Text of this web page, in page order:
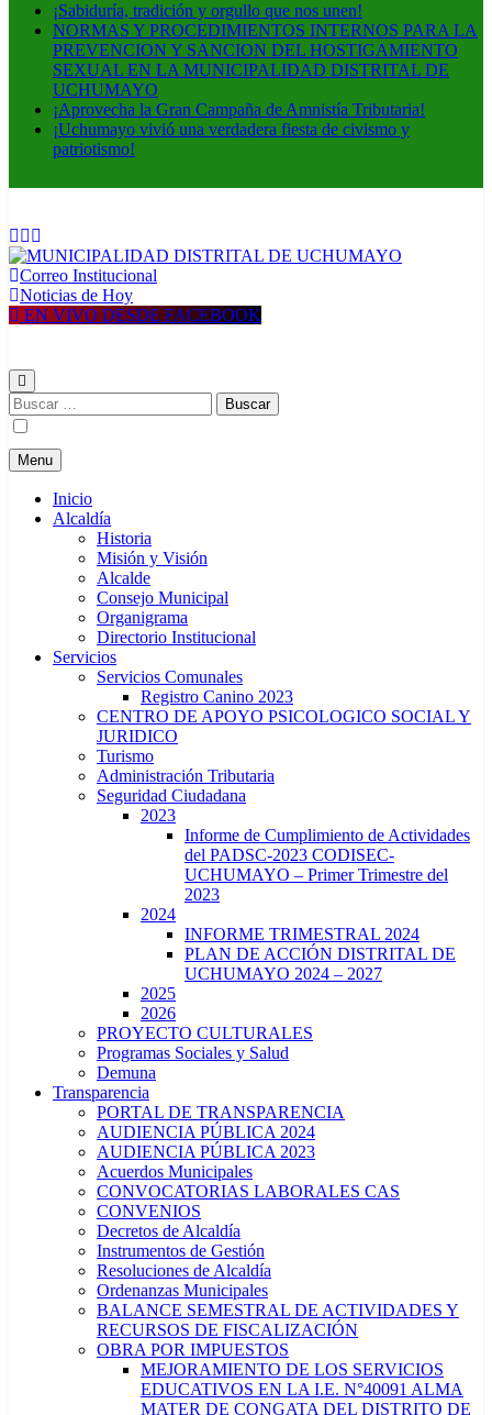
¡Sabiduría, tradición y orgullo que nos unen!
NORMAS Y PROCEDIMIENTOS INTERNOS PARA LA
PREVENCION Y SANCION DEL HOSTIGAMIENTO
SEXUAL EN LA MUNICIPALIDAD DISTRITAL DE
UCHUMAYO
¡Aprovecha la Gran Campaña de Amnistía Tributaria!
¡Uchumayo vivió una verdadera fiesta de civismo y
patriotismo!
MUNICIPALIDAD DISTRITAL DE UCHUMAYO
Construyendo una nueva Historia
Correo Institucional
Noticias de Hoy
EN VIVO DESDE FACEBOOK
Buscar:
Menu
Inicio
Alcaldía
Historia
Misión y Visión
Alcalde
Consejo Municipal
Organigrama
Directorio Institucional
Servicios
Servicios Comunales
Registro Canino 2023
CENTRO DE APOYO PSICOLOGICO SOCIAL Y
JURIDICO
Turismo
Administración Tributaria
Seguridad Ciudadana
2023
Informe de Cumplimiento de Actividades
del PADSC-2023 CODISEC-
UCHUMAYO – Primer Trimestre del
2023
2024
INFORME TRIMESTRAL 2024
PLAN DE ACCIÓN DISTRITAL DE
UCHUMAYO 2024 – 2027
2025
2026
PROYECTO CULTURALES
Programas Sociales y Salud
Demuna
Transparencia
PORTAL DE TRANSPARENCIA
AUDIENCIA PÚBLICA 2024
AUDIENCIA PÚBLICA 2023
Acuerdos Municipales
CONVOCATORIAS LABORALES CAS
CONVENIOS
Decretos de Alcaldía
Instrumentos de Gestión
Resoluciones de Alcaldía
Ordenanzas Municipales
BALANCE SEMESTRAL DE ACTIVIDADES Y
RECURSOS DE FISCALIZACIÓN
OBRA POR IMPUESTOS
MEJORAMIENTO DE LOS SERVICIOS
EDUCATIVOS EN LA I.E. N°40091 ALMA
MATER DE CONGATA DEL DISTRITO DE